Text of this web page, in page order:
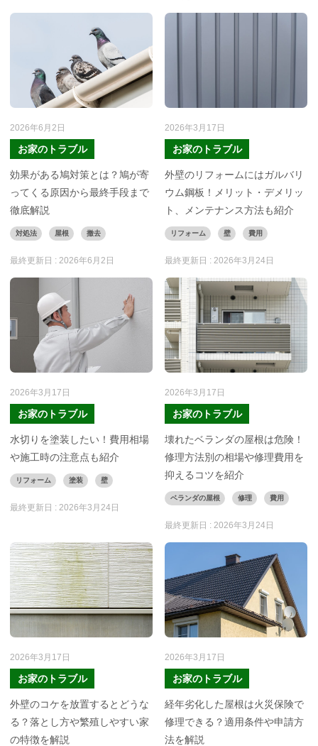
2026年6月2日
お家のトラブル
効果がある鳩対策とは？鳩が寄
ってくる原因から最終手段まで
徹底解説
対処法 屋根 撤去
最終更新日 : 2026年6月2日
2026年3月17日
お家のトラブル
外壁のリフォームにはガルバリ
ウム鋼板！メリット・デメリッ
ト、メンテナンス方法も紹介
リフォーム 壁 費用
最終更新日 :2026年3月24日
2026年3月17日
お家のトラブル
水切りを塗装したい！費用相場
や施工時の注意点も紹介
リフォーム 塗装 壁
最終更新日 : 2026年3月24日
2026年3月17日
お家のトラブル
壊れたベランダの屋根は危険！
修理方法別の相場や修理費用を
抑えるコツを紹介
ベランダの屋根 修理 費用
最終更新日 :2026年3月24日
2026年3月17日
お家のトラブル
外壁のコケを放置するとどうな
る？落とし方や繁殖しやすい家
の特徴を解説
2026年3月17日
お家のトラブル
経年劣化した屋根は火災保険で
修理できる？適用条件や申請方
法を解説